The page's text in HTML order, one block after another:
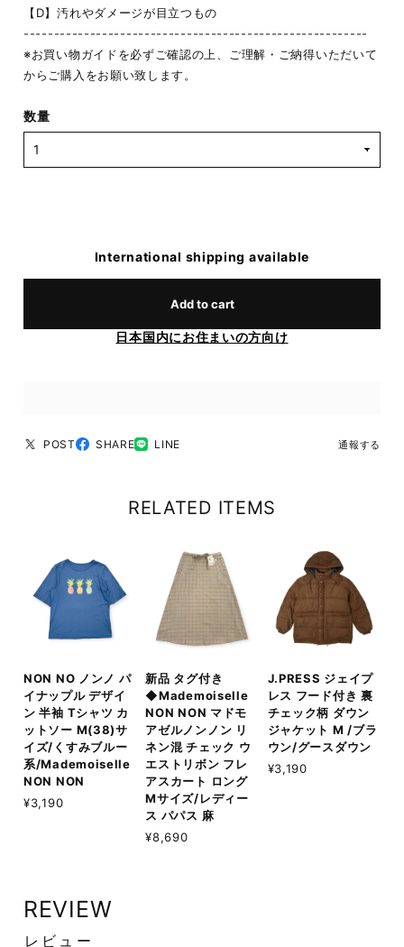
【D】汚れやダメージが目立つもの
---------------------------------------------------------
※お買い物ガイドを必ずご確認の上、ご理解・ご納得いただいて
からご購入をお願い致します。
数量
International shipping available
Add to cart
日本国内にお住まいの方向け
POST SHARE LINE 通報する
RELATED ITEMS
NON NO ノンノ パ
イナップル デザイ
ン 半袖 Tシャツ カ
ットソー M(38)サ
イズ/くすみブルー
系/Mademoiselle
NON NON
¥3,190
新品 タグ付き
◆Mademoiselle
NON NON マドモ
アゼルノンノン リ
ネン混 チェック ウ
エストリボン フレ
アスカート ロング
Mサイズ/レディー
ス パパス 麻
¥8,690
J.PRESS ジェイプ
レス フード付き 裏
チェック柄 ダウン
ジャケット M /ブラ
ウン/グースダウン
¥3,190
REVIEW
レビュー